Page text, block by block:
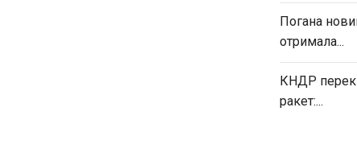
Погана
отримала...
КНДР
ракет:...